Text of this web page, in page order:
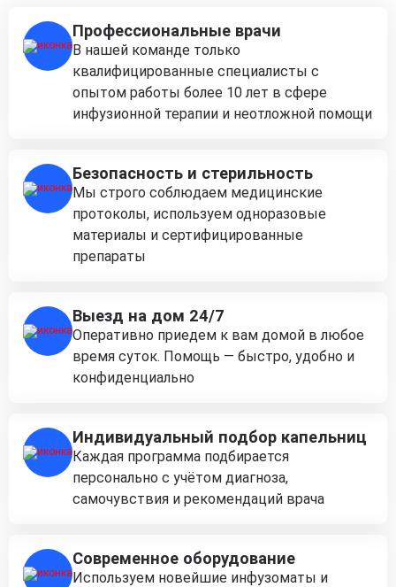
Профессиональные врачи
В нашей команде только
квалифицированные специалисты с
опытом работы более 10 лет в сфере
инфузионной терапии и неотложной помощи
Безопасность и стерильность
Мы строго соблюдаем медицинские
протоколы, используем одноразовые
материалы и сертифицированные
препараты
Выезд на дом 24/7
Оперативно приедем к вам домой в любое
время суток. Помощь — быстро, удобно и
конфиденциально
Индивидуальный подбор капельниц
Каждая программа подбирается
персонально с учётом диагноза,
самочувствия и рекомендаций врача
Современное оборудование
Используем новейшие инфузоматы и